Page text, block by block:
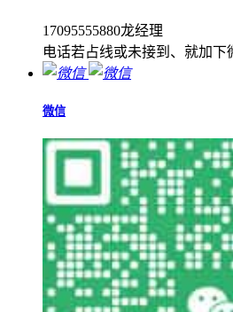
17095555880龙经理
电话若占线或未接到、就加下
微信